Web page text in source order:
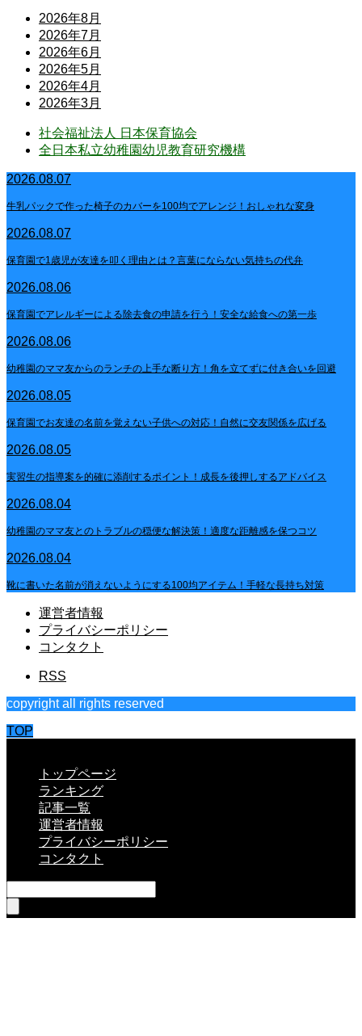
2026年8月
2026年7月
2026年6月
2026年5月
2026年4月
2026年3月
社会福祉法人 日本保育協会
全日本私立幼稚園幼児教育研究機構
2026.08.07
牛乳パックで作った椅子のカバーを100均でアレンジ！おしゃれな変身
2026.08.07
保育園で1歳児が友達を叩く理由とは？言葉にならない気持ちの代弁
2026.08.06
保育園でアレルギーによる除去食の申請を行う！安全な給食への第一歩
2026.08.06
幼稚園のママ友からのランチの上手な断り方！角を立てずに付き合いを回避
2026.08.05
保育園でお友達の名前を覚えない子供への対応！自然に交友関係を広げる
2026.08.05
実習生の指導案を的確に添削するポイント！成長を後押しするアドバイス
2026.08.04
幼稚園のママ友とのトラブルの穏便な解決策！適度な距離感を保つコツ
2026.08.04
靴に書いた名前が消えないようにする100均アイテム！手軽な長持ち対策
運営者情報
プライバシーポリシー
コンタクト
RSS
copyright all rights reserved
TOP
トップページ
ランキング
記事一覧
運営者情報
プライバシーポリシー
コンタクト